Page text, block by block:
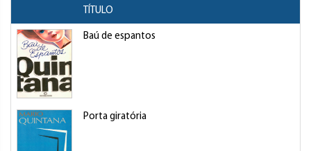
TÍTULO
Baú de espantos
Porta giratória